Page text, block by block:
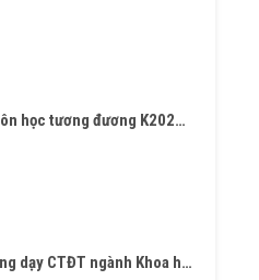
Danh sách môn học tương đương K2024 trở về trước
Kế hoạch giảng dạy CTĐT ngành Khoa học vật liệu K2020